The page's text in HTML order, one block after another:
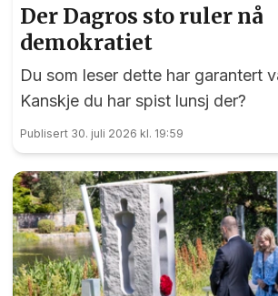
Der Dagros sto ruler nå
demokratiet
Du som leser dette har garantert
Kanskje du har spist lunsj der?
Publisert 30. juli 2026 kl. 19:59